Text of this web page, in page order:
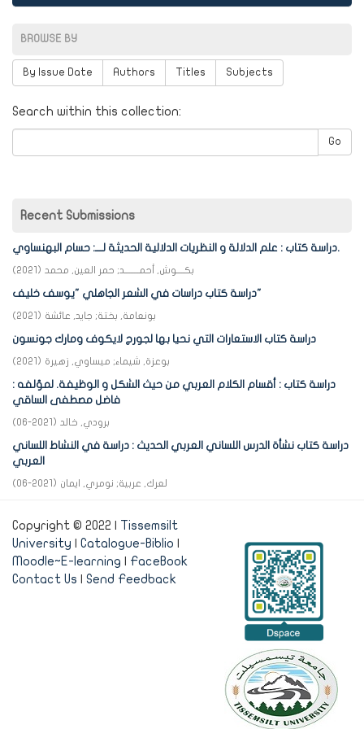
BROWSE BY
By Issue Date Authors Titles Subjects
Search within this collection:
Go
Recent Submissions
دراسة كتاب : علم الدلالة و النظريات الدلالية الحديثة لـــ: حسام البهنساوي.
بكـــــوش, أحمـــــــــد; حمر العين, محمد (
2021
)
دراسة كتاب دراسات في الشعر الجاهلي "يوسف خليف"
بونعامة, بختة; جايد, عائشة (
2021
)
دراسة كتاب الاستعارات التي نحيا بها لجورج لايكوف ومارك جونسون
بوعزة, شيماء; ميساوي, زهيرة (
2021
)
دراسة كتاب : أقسام الكلام العربي من حيث الشكل و الوظيفة. لمؤلفه :
فاضل مصطفى الساقي
برودي, خالد (
2021-06
)
دراسة كتاب نشأة الدرس اللساني العربي الحديث : دراسة في النشاط اللساني
العربي
لعرك, عربية; نومري, ايمان (
2021-06
)
Copyright © 2022 | Tissemsilt
University
Catalogue-Biblio
Moodle~E-learning
FaceBook
Contact Us
Send Feedback